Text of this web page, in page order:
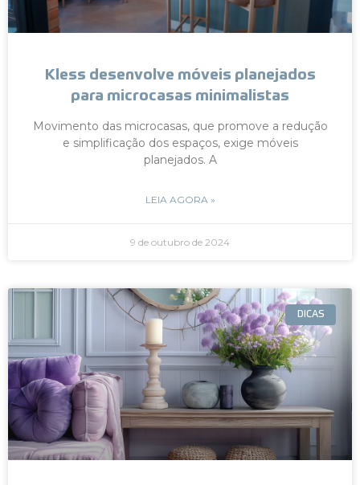
Kless desenvolve móveis planejados
para microcasas minimalistas
Movimento das microcasas, que promove a redução
e simplificação dos espaços, exige móveis
planejados. A
LEIA AGORA »
9 de outubro de 2024
DICAS